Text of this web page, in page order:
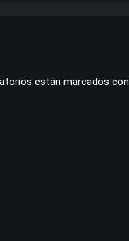
están marcados con